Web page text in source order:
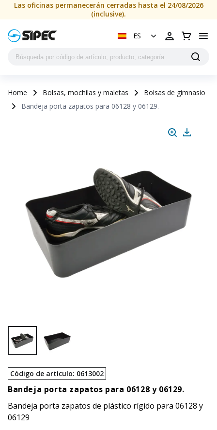
Las oficinas permanecerán cerradas hasta el 24/08/2026
(inclusive).
ES
Home Bolsas, mochilas y maletas
Bolsas de gimnasio
Bandeja porta zapatos para 06128 y 06129.
Código de artículo: 0613002
Bandeja porta zapatos para 06128 y 06129.
Bandeja porta zapatos de plástico rígido para 06128 y
06129